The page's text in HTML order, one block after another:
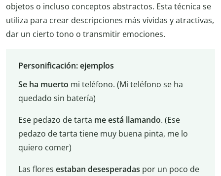
objetos o incluso conceptos abstractos. Esta técnica se
utiliza para crear descripciones más vívidas y atractivas,
dar un cierto tono o transmitir emociones.
Personificación: ejemplos
Se ha muerto mi teléfono. (Mi teléfono se ha
quedado sin batería)
Ese pedazo de tarta me está llamando. (Ese
pedazo de tarta tiene muy buena pinta, me lo
quiero comer)
Las flores estaban desesperadas por un poco de